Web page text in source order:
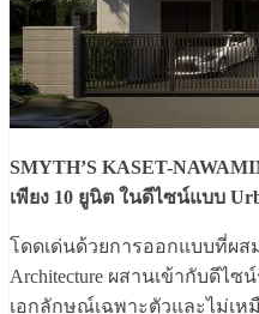
SMYTH’S KASET-
เพียง 10 ยูนิต ในดีไซน์แบบ
โดดเด่นด้วยการออกแบบที่ผส
Architecture ผสานเข้ากับดีไ
เอกลักษณ์เฉพาะตัวและไม่เห